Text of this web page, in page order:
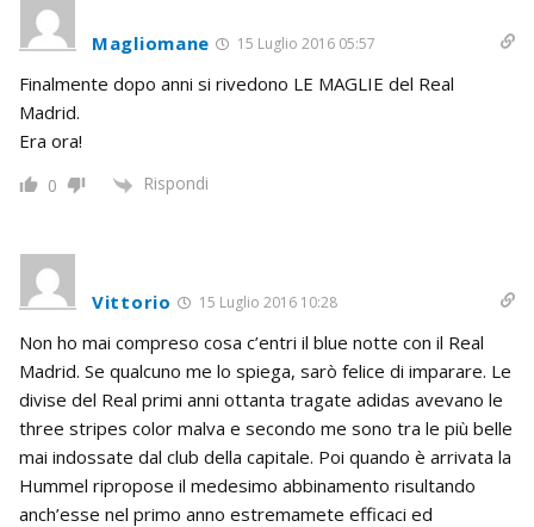
Magliomane 15 Luglio 2016 05:57
Finalmente dopo anni si rivedono LE MAGLIE del Real
Madrid.
Era ora!
0 Rispondi
Vittorio 15 Luglio 2016 10:28
Non ho mai compreso cosa c’entri il blue notte con il Real
Madrid. Se qualcuno me lo spiega, sarò felice di imparare. Le
divise del Real primi anni ottanta tragate adidas avevano le
three stripes color malva e secondo me sono tra le più belle
mai indossate dal club della capitale. Poi quando è arrivata la
Hummel ripropose il medesimo abbinamento risultando
anch’esse nel primo anno estremamete efficaci ed